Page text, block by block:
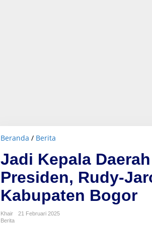
Beranda / Berita
d
i
K
e
p
a
l
Jadi Kepala
Presiden, Rudy-
Kabupaten Bogor
Khair
21 Februari 2025
Berita